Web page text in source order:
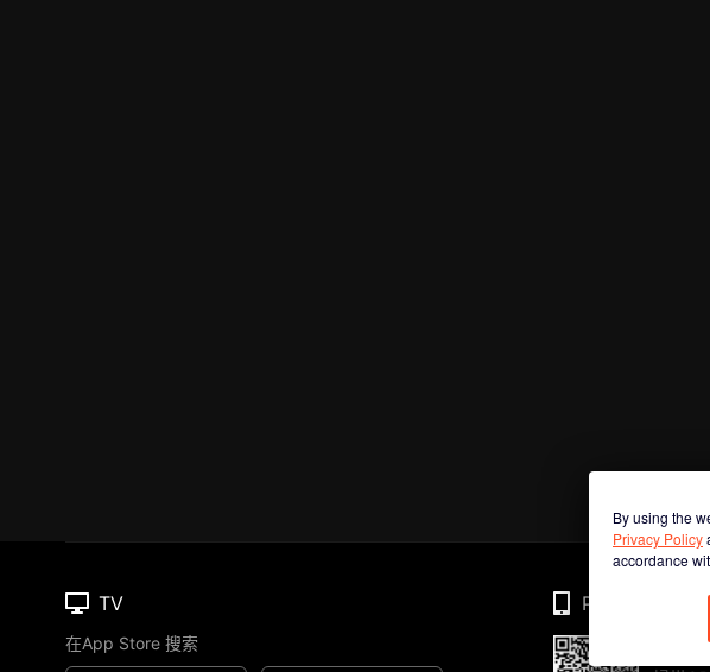
By using the
Privacy Policy
accordance
TV
在App Store 搜索
Phone